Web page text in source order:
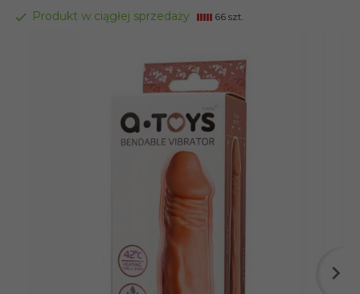
Produkt w ciągłej sprzedaży 66 szt.